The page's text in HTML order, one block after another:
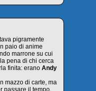
pigramente
paio di anime
marrone su cui
pena di chi cerca
finita: erano Andy
mazzo di carte, ma
passare il tempo.